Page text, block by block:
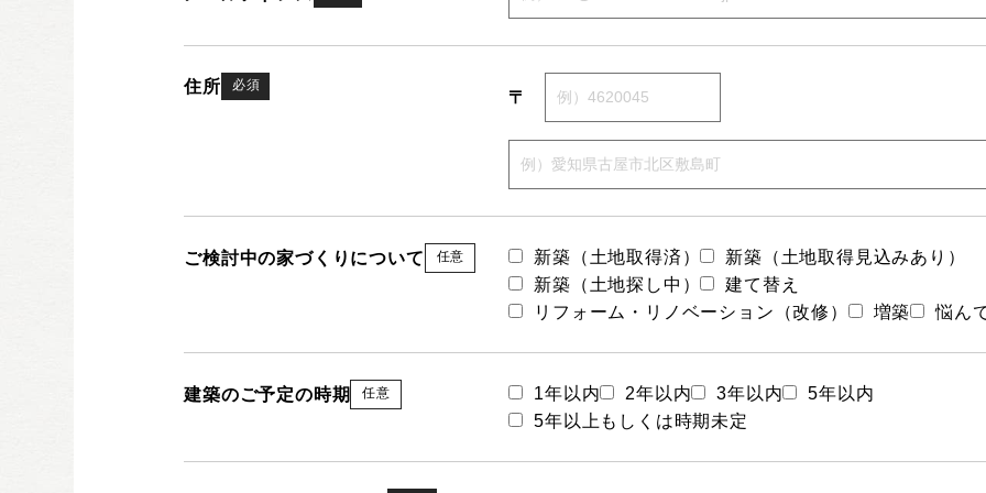
住所 必須
〒
ご検討中の家づくりについて 任意 新築（土地取得済）
新築（土地取得見込みあり）
新築（土地探し中）
建て替え
リフォーム・リノベーション（改修）
増築 悩ん
建築のご予定の時期 任意 1年以内 2年以内 3年以内
5年以内
5年以上もしくは時期未定